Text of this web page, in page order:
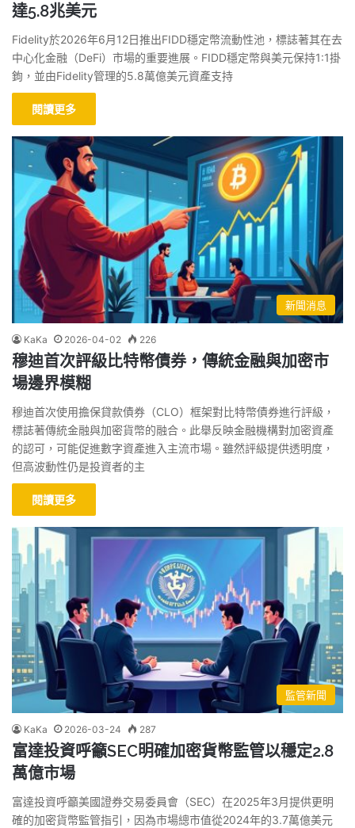
達5.8兆美元
Fidelity於2026年6月12日推出FIDD穩定幣流動性池，標誌著其在去
中心化金融（DeFi）市場的重要進展。FIDD穩定幣與美元保持1:1掛
鉤，並由Fidelity管理的5.8萬億美元資產支持
閱讀更多
新聞消息
KaKa 2026-04-02 226
穆迪首次評級比特幣債券，傳統金融與加密市
場邊界模糊
穆迪首次使用擔保貸款債券（CLO）框架對比特幣債券進行評級，
標誌著傳統金融與加密貨幣的融合。此舉反映金融機構對加密資產
的認可，可能促進數字資產進入主流市場。雖然評級提供透明度，
但高波動性仍是投資者的主
閱讀更多
監管新聞
KaKa 2026-03-24 287
富達投資呼籲SEC明確加密貨幣監管以穩定2.8
萬億市場
富達投資呼籲美國證券交易委員會（SEC）在2025年3月提供更明
確的加密貨幣監管指引，因為市場總市值從2024年的3.7萬億美元